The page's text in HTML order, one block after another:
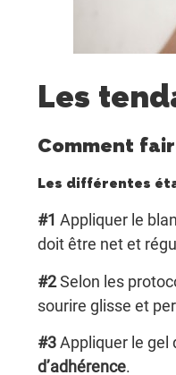
Les
Comment
Les différentes
#1 Appliquer le
doit être net et
#2Selon les
sourire glisse et
#3Appliquer le gel
d’adhérence.